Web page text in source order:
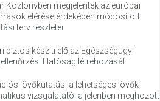
Közlönyben megjelentek az európai
elérése érdekében módosított
terv részletei
biztos készíti elő az Egészségügyi
Hatóság létrehozását
jövőkutatás: a lehetséges jövők
vizsgálatától a jelenben meghozott